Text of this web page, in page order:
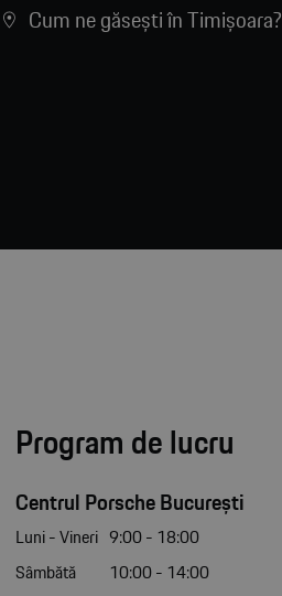
Cum ne găsești în Timișoara?
Program de lucru
Centrul Porsche București
Luni - Vineri 9:00 - 18:00
Sâmbătă
10:00 - 14:00